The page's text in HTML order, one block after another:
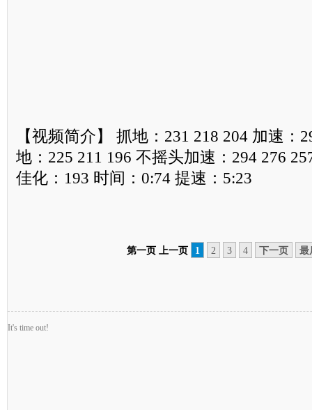
【视频简介】 抓地：231 218 204 加速：
地：225 211 196 不摇头加速：294 276
佳化：193 时间：0:74 提速：5:23
第一页 上一页 1 2 3 4 下一页 最
It's time out!